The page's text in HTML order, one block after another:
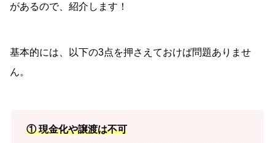
があるので、紹介します！
基本的には、以下の3点を押さえておけば問題ありませ
ん。
① 現金化や譲渡は不可